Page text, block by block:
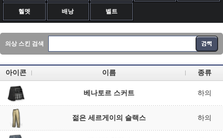
헬멧 배낭 벨트
의상 스킨 검색
아이콘 이름 종류
베나토르 스커트 하의
젊은 세르게이의 슬랙스 하의